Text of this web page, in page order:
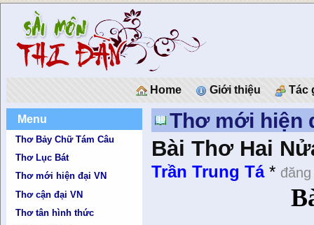
Home Giới thiệu Tác
Menu
Thơ Bảy Chữ Tám Câu
Thơ Lục Bát
Thơ mới hiện đại VN
Thơ cận đại VN
Thơ tân hình thức
Thơ mới hiện
Bài Thơ Hai
Trần Trung Tá*